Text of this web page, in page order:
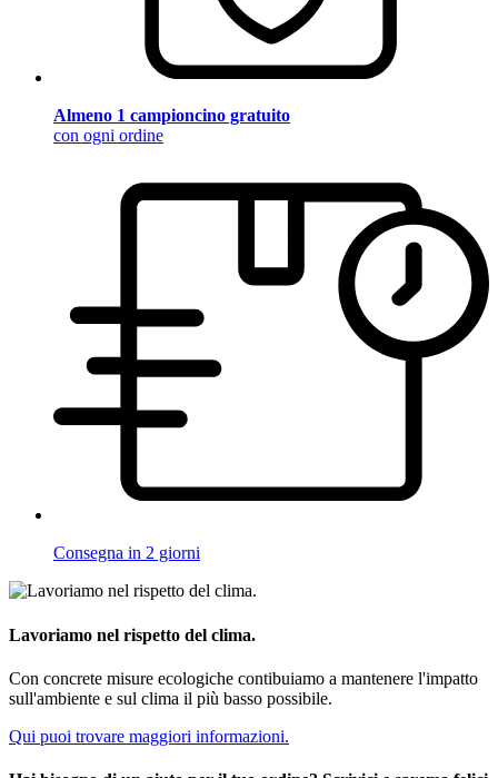
Almeno 1 campioncino gratuito
con ogni ordine
Consegna in 2 giorni
Lavoriamo nel rispetto del clima.
Con concrete misure ecologiche contibuiamo a mantenere l'impatto
sull'ambiente e sul clima il più basso possibile.
Qui puoi trovare maggiori informazioni.